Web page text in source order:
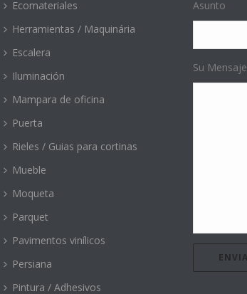
Ecomateriales
Herramientas / Maquinária
Escalera
Iluminación
Mampara de oficina
Puerta
Rieles / Guias para cortinas
Mueble
Moqueta
Parquet
Pavimentos vinílicos
Persiana
Pintura / Adhesivos
Asunto
Su Mensaje